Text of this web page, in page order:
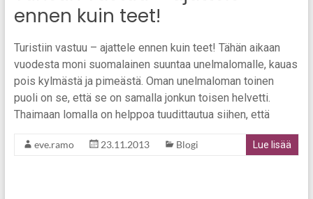
ennen kuin teet!
Turistiin vastuu – ajattele ennen kuin teet! Tähän aikaan
vuodesta moni suomalainen suuntaa unelmalomalle, kauas
pois kylmästä ja pimeästä. Oman unelmaloman toinen
puoli on se, että se on samalla jonkun toisen helvetti.
Thaimaan lomalla on helppoa tuudittautua siihen, että
eve.ramo 23.11.2013 Blogi Lue lisää